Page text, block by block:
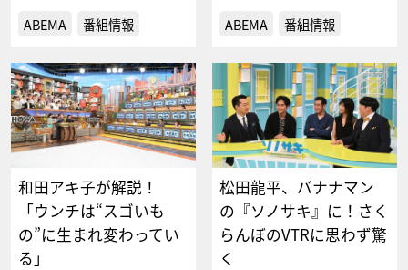
ABEMA 番組情報 ABEMA 番組情報
和田アキ子が解説！
「ウンチは“スゴいも
の”に生まれ変わってい
る」
松田龍平、バナナマン
の『ソノサキ』に！さく
らんぼのVTRに思わず驚
く